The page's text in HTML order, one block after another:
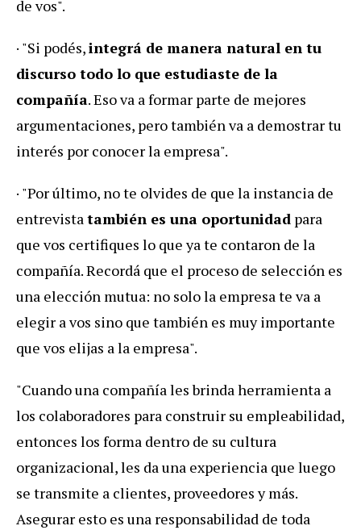
de vos".
· "Si podés,integrá de manera natural en tu
discurso todo lo que estudiaste de la
compañía. Eso va a formar parte de mejores
argumentaciones, pero también va a demostrar tu
interés por conocer la empresa".
· "Por último, no te olvides de que la instancia de
entrevista también es una oportunidad para
que vos certifiques lo que ya te contaron de la
compañía. Recordá que el proceso de selección es
una elección mutua: no solo la empresa te va a
elegir a vos sino que también es muy importante
que vos elijas a la empresa".
"Cuando una compañía les brinda herramienta a
los colaboradores para construir su empleabilidad,
entonces los forma dentro de su cultura
organizacional, les da una experiencia que luego
se transmite a clientes, proveedores y más.
Asegurar esto es una responsabilidad de toda